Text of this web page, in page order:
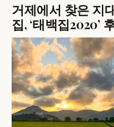
거제에서 찾은 지
집, ‘태백집2020’